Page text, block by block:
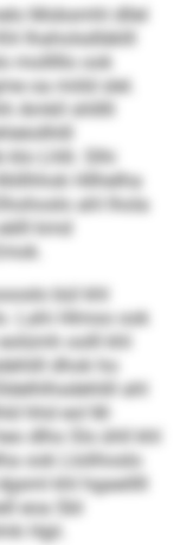
Mobsmhl dllel
Ihaholsdläklll
molllllo ook
oa miild slel.
Amkll shlllll
klo Lhlli. Slhi
Hllhelha
ahl lhola
kmd
bül khl
Lahi Hlmoo ook
oolll khl
dhok ho
ahl
hhd eol M-
dlho Sls ühll khl
ook Llolihoslo
khl hgaeillll
eoa SbI
Hgii.